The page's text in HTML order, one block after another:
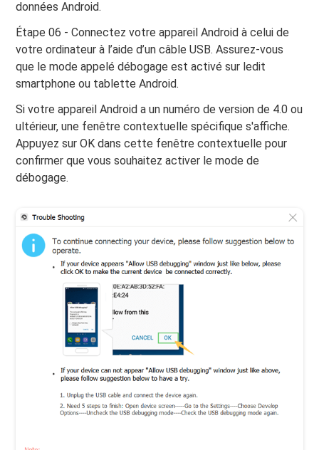
données Android.
Étape 06 - Connectez votre appareil Android à celui de
votre ordinateur à l’aide d’un câble USB. Assurez-vous
que le mode appelé débogage est activé sur ledit
smartphone ou tablette Android.
Si votre appareil Android a un numéro de version de 4.0 ou
ultérieur, une fenêtre contextuelle spécifique s'affiche.
Appuyez sur OK dans cette fenêtre contextuelle pour
confirmer que vous souhaitez activer le mode de
débogage.